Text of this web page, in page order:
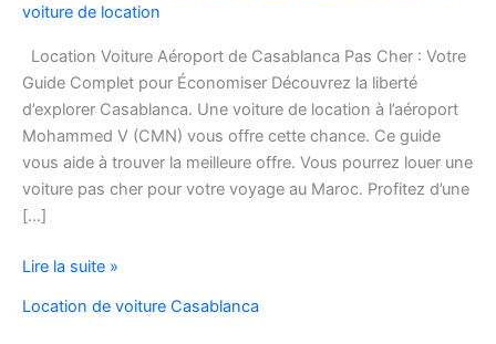
voiture de location
Location Voiture Aéroport de Casablanca Pas Cher : Votre
Guide Complet pour Économiser Découvrez la liberté
d’explorer Casablanca. Une voiture de location à l’aéroport
Mohammed V (CMN) vous offre cette chance. Ce guide
vous aide à trouver la meilleure offre. Vous pourrez louer une
voiture pas cher pour votre voyage au Maroc. Profitez d’une
[…]
Location
voiture
Lire la suite »
Location de voiture Casablanca